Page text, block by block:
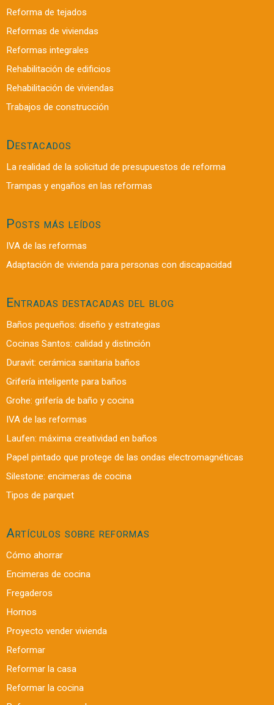
Reforma de tejados
Reformas de viviendas
Reformas integrales
Rehabilitación de edificios
Rehabilitación de viviendas
Trabajos de construcción
Destacados
La realidad de la solicitud de presupuestos de reforma
Trampas y engaños en las reformas
Posts más leídos
IVA de las reformas
Adaptación de vivienda para personas con discapacidad
Entradas destacadas del blog
Baños pequeños: diseño y estrategias
Cocinas Santos: calidad y distinción
Duravit: cerámica sanitaria baños
Grifería inteligente para baños
Grohe: grifería de baño y cocina
IVA de las reformas
Laufen: máxima creatividad en baños
Papel pintado que protege de las ondas electromagnéticas
Silestone: encimeras de cocina
Tipos de parquet
Artículos sobre reformas
Cómo ahorrar
Encimeras de cocina
Fregaderos
Hornos
Proyecto vender vivienda
Reformar
Reformar la casa
Reformar la cocina